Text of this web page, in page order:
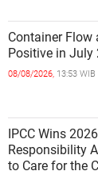
Container Flow
Positive in July
08/08/2026, 13:53 WIB
IPCC Wins
Responsibility
to Care for the